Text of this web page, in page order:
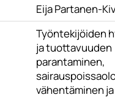
Eija Partanen-
Työntekijöiden
ja tuottavuuden
parantaminen,
vähentäminen